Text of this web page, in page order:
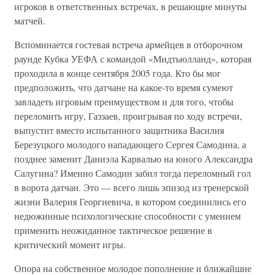
игроков в ответственных встречах, в решающие минуты
матчей.
Вспоминается гостевая встреча армейцев в отборочном
раунде Кубка УЕФА с командой «Мидтьюлланд», которая
проходила в конце сентября 2005 года. Кто бы мог
предположить, что датчане на какое-то время сумеют
завладеть игровым преимуществом и для того, чтобы
переломить игру, Газзаев, проигрывая по ходу встречи,
выпустит вместо испытанного защитника Василия
Березуцкого молодого нападающего Сергея Самодина, а
позднее заменит Даниэла Карвалью на юного Александра
Салугина? Именно Самодин забил тогда переломный гол
в ворота датчан. Это — всего лишь эпизод из тренерской
жизни Валерия Георгиевича, в котором соединились его
недюжинные психологические способности с умением
применить неожиданное тактическое решение в
критический момент игры.
Опора на собственное молодое пополнение и ближайшие